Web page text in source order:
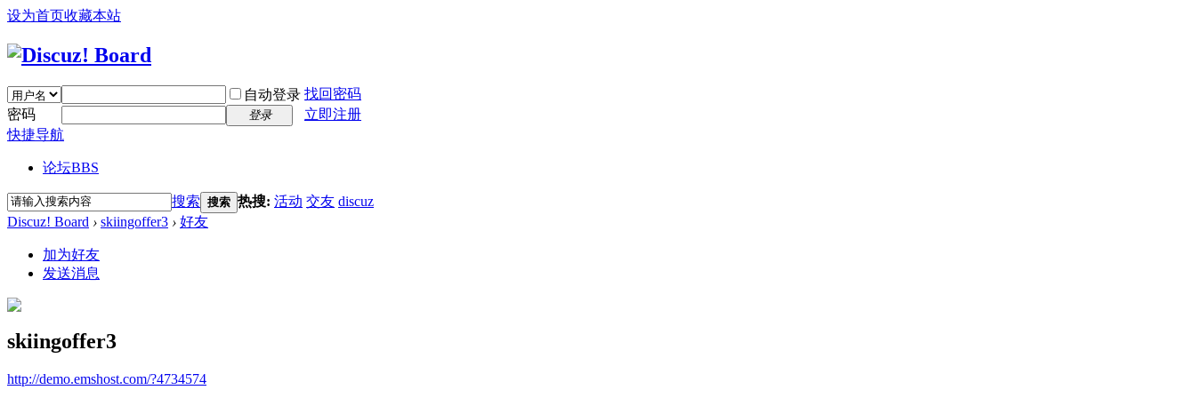
设为首页收藏本站
自动登录 找回密码
密码
登录
立即注册
快捷导航
论坛BBS
搜索 搜索 热搜: 活动 交友 discuz
Discuz! Board › skiingoffer3 › 好友
加为好友
发送消息
skiingoffer3
http://demo.emshost.com/?4734574